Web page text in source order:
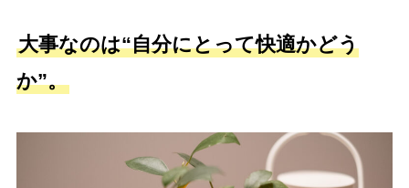
大事なのは“自分にとって快適かどう
か”。